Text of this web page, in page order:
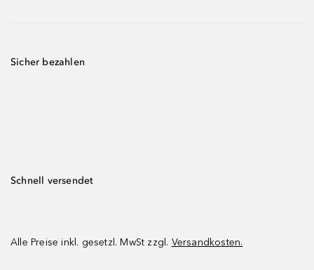
Sicher bezahlen
Schnell versendet
Alle Preise inkl. gesetzl. MwSt zzgl. Versandkosten.